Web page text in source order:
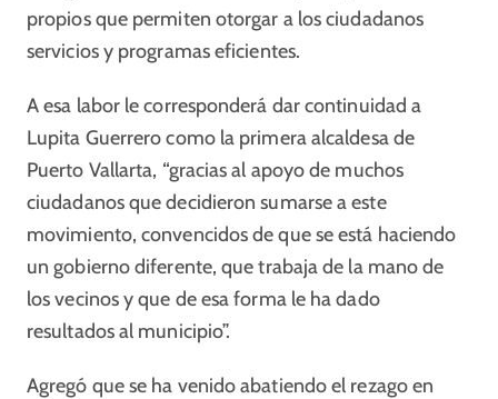
propios que permiten otorgar a los ciudadanos
servicios y programas eficientes.
A esa labor le corresponderá dar continuidad a
Lupita Guerrero como la primera alcaldesa de
Puerto Vallarta, “gracias al apoyo de muchos
ciudadanos que decidieron sumarse a este
movimiento, convencidos de que se está haciendo
un gobierno diferente, que trabaja de la mano de
los vecinos y que de esa forma le ha dado
resultados al municipio”.
Agregó que se ha venido abatiendo el rezago en